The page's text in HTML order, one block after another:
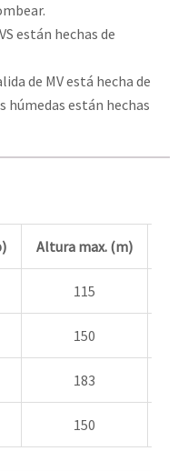
están hechas de
de MV está hecha de
húmedas están hechas
Altura max. (m)
115
150
183
150